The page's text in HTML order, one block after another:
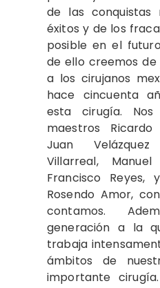
de las conquistas
éxitos y de los
posible en el
de ello creemos
a los cirujanos
hace cincuenta
esta cirugía.
maestros Ricardo
Juan
Villarreal,
Francisco
Rosendo Amor,
contamos.
generación a la
trabaja
ámbitos de
importante